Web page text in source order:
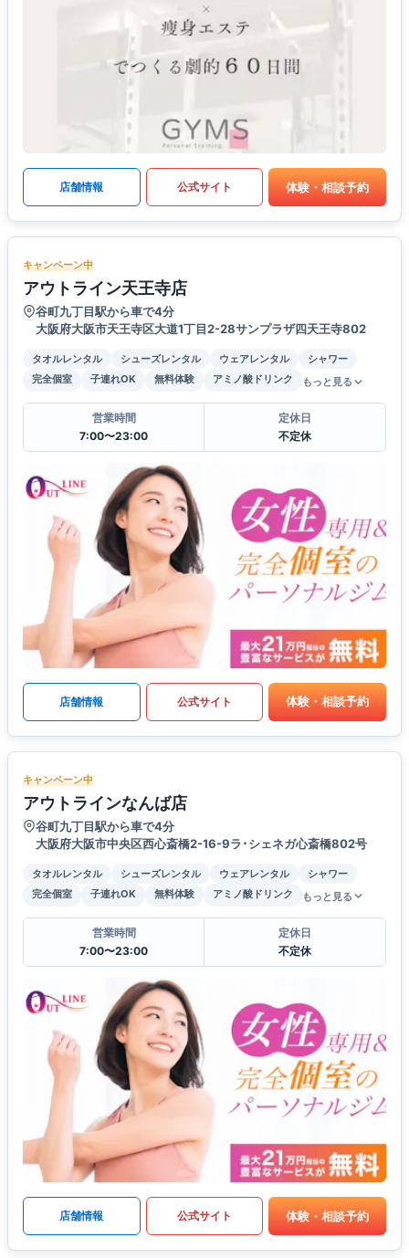
店舗情報 公式サイト 体験・相談予約
キャンペーン中
アウトライン天王寺店
谷町九丁目駅から車で4分
大阪府大阪市天王寺区大道1丁目2-28サンプラザ四天王寺802
タオルレンタル シューズレンタル ウェアレンタル
シャワー
完全個室
子連れOK 無料体験 アミノ酸ドリンク もっと見る
営業時間
7:00〜23:00
定休日
不定休
店舗情報 公式サイト 体験・相談予約
キャンペーン中
アウトラインなんば店
谷町九丁目駅から車で4分
大阪府大阪市中央区西心斎橋2-16-9ラ･シェネガ心斎橋802号
タオルレンタル シューズレンタル ウェアレンタル
シャワー
完全個室
子連れOK 無料体験 アミノ酸ドリンク もっと見る
営業時間
7:00〜23:00
定休日
不定休
店舗情報 公式サイト 体験・相談予約